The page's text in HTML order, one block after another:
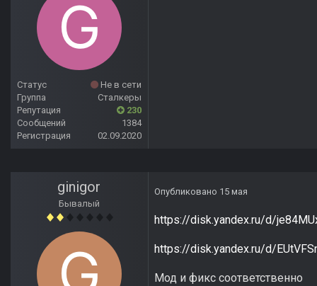
Статус
Не в сети
Группа
Сталкеры
Репутация
230
Сообщений
1384
Регистрация
02.09.2020
ginigor
Бывалый
Опубликовано 15 мая
https://disk.yandex.ru/d/
https://disk.yandex.ru/d/
Мод и фикс соответственно